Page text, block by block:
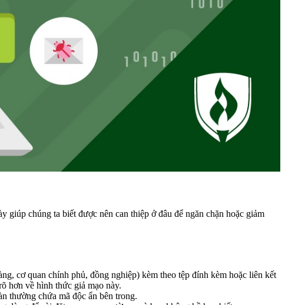
chúng ta biết được nên can thiệp ở đâu để ngăn chặn hoặc giảm
cơ quan chính phủ, đồng nghiệp) kèm theo tệp đính kèm hoặc liên kết
hơn về hình thức giả mạo này.
thường chứa mã độc ẩn bên trong.